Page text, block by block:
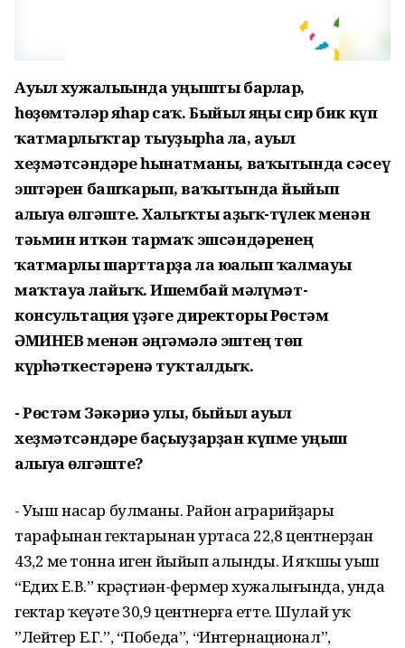
Ауыл хужалығында уңышты барлар,
һөҙөмтәләр яһар саҡ. Быйыляңы сир бик күп
ҡатмарлыҡтар тыуҙырһа ла, ауыл
хеҙмәтсәндәреһынатманы, ваҡытында сәсеү
эштәрен башҡарып, ваҡытындайыйып
алыуға өлгәште. Халыҡтыаҙыҡ-түлек менән
тәьмин иткән тармаҡ эшсәндәренең
ҡатмарлышарттарҙа ла юғалып ҡалмауы
маҡтауға лайыҡ. Ишембай мәғлүмәт-
консультация үҙәге директоры Рөстәм
ӘМИНЕВ менән әңгәмәлә эштең төп
күрһәткестәренә туҡталдыҡ.
- Рөстәм Зәкәриә улы, быйыл ауыл
хеҙмәтсәндәре баҫыуҙарҙан күпме уңыш
алыуға өлгәште?
- Уңыш насар булманы. Район аграрийҙары
тарафынан гектарынан уртаса 22,8 центнерҙан
43,2 мең тонна иген йыйып алынды. Иң яҡшы уңыш
“Едих Е.В.” крәҫтиән-фермер хужалығында, унда
гектар ҡеүәте 30,9 центнерға етте. Шулай уҡ
”Лейтер Е.Г.”, “Победа”, “Интернационал”,